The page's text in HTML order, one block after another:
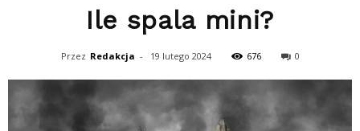
Ile spala mini?
Przez Redakcja - 19 lutego 2024 676 0